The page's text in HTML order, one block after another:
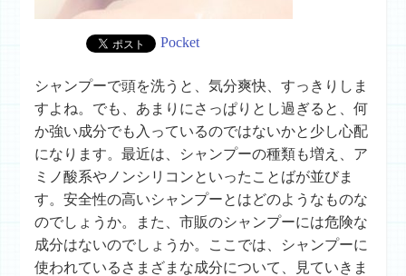
Pocket
シャンプーで頭を洗うと、気分爽快、すっきりしま
すよね。でも、あまりにさっぱりとし過ぎると、何
か強い成分でも入っているのではないかと少し心配
になります。最近は、シャンプーの種類も増え、ア
ミノ酸系やノンシリコンといったことばが並びま
す。安全性の高いシャンプーとはどのようなものな
のでしょうか。また、市販のシャンプーには危険な
成分はないのでしょうか。ここでは、シャンプーに
使われているさまざまな成分について、見ていきま